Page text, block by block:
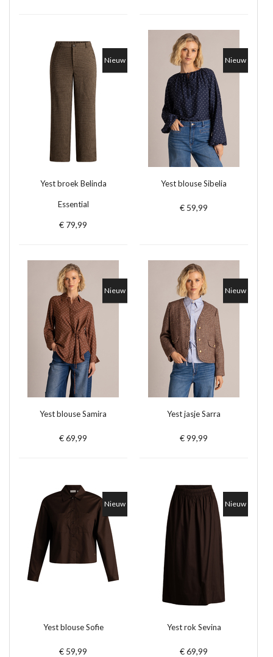
Nieuw
Yest broek Belinda
Essential
€ 79,99
Nieuw
Yest blouse Sibelia
€ 59,99
Nieuw
Yest blouse Samira
€ 69,99
Nieuw
Yest jasje Sarra
€ 99,99
Nieuw
Yest blouse Sofie
€ 59,99
Nieuw
Yest rok Sevina
€ 69,99